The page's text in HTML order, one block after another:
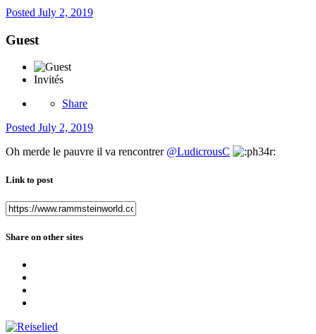
Posted July 2, 2019
Guest
Invités
Share
Posted July 2, 2019
Oh merde le pauvre il va rencontrer @LudicrousC
Link to post
Share on other sites